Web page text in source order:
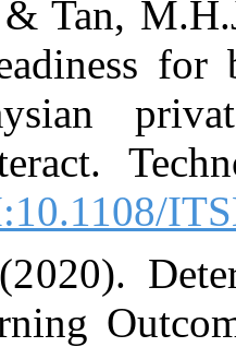
1. Adams,
B.
leading
institution.
515-534. [
2. Baber,
Perceived